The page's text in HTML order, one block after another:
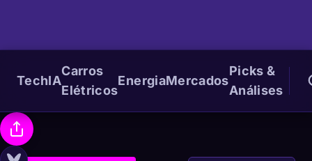
TechIA
Carros
Elétricos
EnergiaMercados
Picks &
Análises